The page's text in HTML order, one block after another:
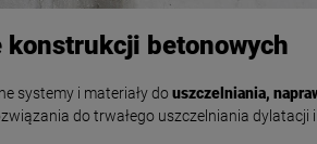
betonowych
systemy i materiały do uszczelniania,
do trwałego uszczelniania dylatacji